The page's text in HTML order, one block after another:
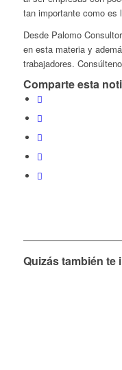
tan importante como es
Desde Palomo
en esta materia y
trabajadores.
Comparte esta
Quizás también te